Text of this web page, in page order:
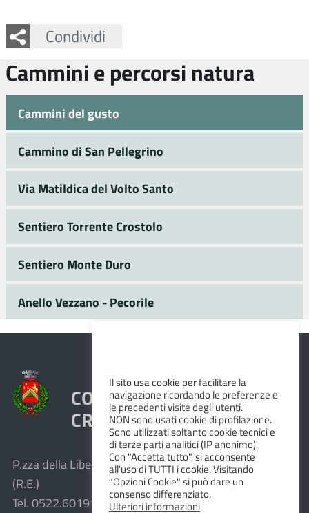
Condividi
Facebook
Twitter
Whatsapp
Cammini e percorsi natura
Cammini del gusto
Cammino di San Pellegrino
Via Matildica del Volto Santo
Sentiero Torrente Crostolo
Sentiero Monte Duro
Anello Vezzano - Pecorile
COMUNE DI VEZZANO SUL
CROSTOLO
P.zza della Libertà, 1 – 42030 Vezzano sul Crostolo
(R.E.)
Tel. 0522.601911 – Fax 0522.601947
Il sito usa cookie per facilitare la
navigazione ricordando le preferenze e
le precedenti visite degli utenti.
NON sono usati cookie di profilazione.
Sono utilizzati soltanto cookie tecnici e
di terze parti analitici (IP anonimo).
Con "Accetta tutto", si acconsente
all'uso di TUTTI i cookie. Visitando
"Opzioni Cookie" si può dare un
consenso differenziato.
Ulteriori informazioni